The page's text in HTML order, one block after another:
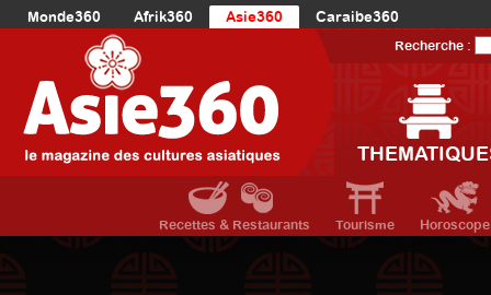
Monde360 Afrik360 Asie360
Caraibe360
Europe360
AmériqueDuNord360
Océanie360
Recherche :
Recettes & Restaurants Tourisme Horoscope